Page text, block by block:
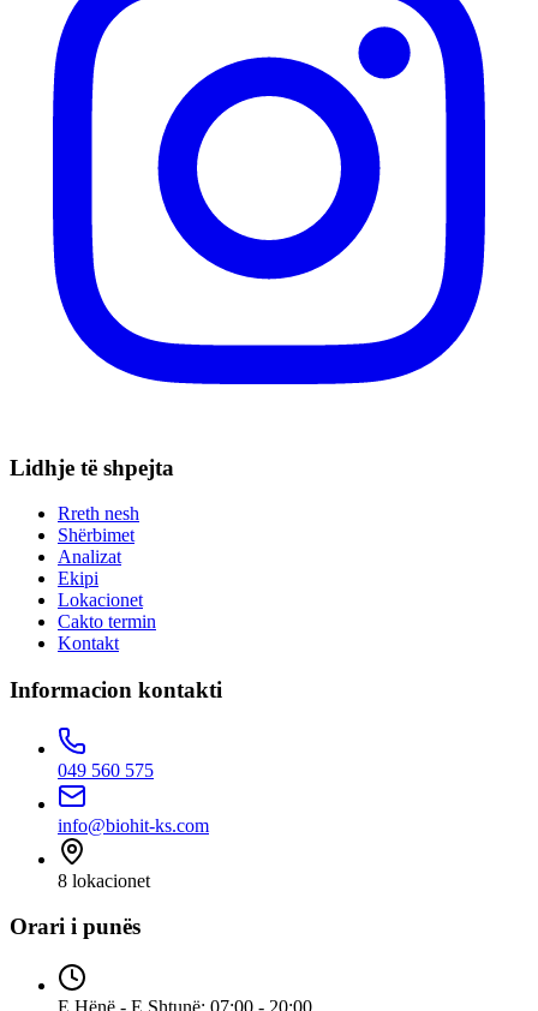
Lidhje të shpejta
Rreth nesh
Shërbimet
Analizat
Ekipi
Lokacionet
Cakto termin
Kontakt
Informacion kontakti
049 560 575
info@biohit-ks.com
8 lokacionet
Orari i punës